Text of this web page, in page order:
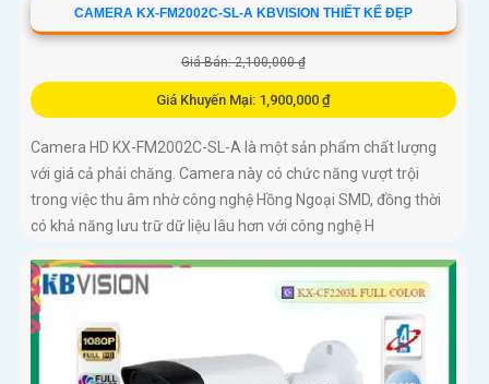
CAMERA KX-FM2002C-SL-A KBVISION THIẾT KẾ ĐẸP
Giá Bán: 2,100,000 ₫
Giá Khuyến Mại: 1,900,000 ₫
Camera HD KX-FM2002C-SL-A là một sản phẩm chất lượng
với giá cả phải chăng. Camera này có chức năng vượt trội
trong việc thu âm nhờ công nghệ Hồng Ngoại SMD, đồng thời
có khả năng lưu trữ dữ liệu lâu hơn với công nghệ H